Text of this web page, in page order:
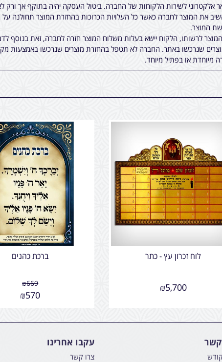
אלקטרוני לשירות הלקוחות של החברה. ביטול העסקה יהיה בתוקף אך
את המוצר לחברה כאשר כל העלויות הכרוכות בהחזרת המוצר תחולנה על
לרשותו, הלקוח יישא בעלות משלוח המוצר חזרה לחברה, זאת בנוסף
שנרכשו באתר. החברה לא תטפל בהחזרת מוצרים שנרכשו באמצעות
מיוחדת או בפתיל מיוחד.
לוח זכרון עץ - כתר
₪5,700
ברכת כהנים
₪669
₪570
קשר עקבו אחרינו
צרו קשר